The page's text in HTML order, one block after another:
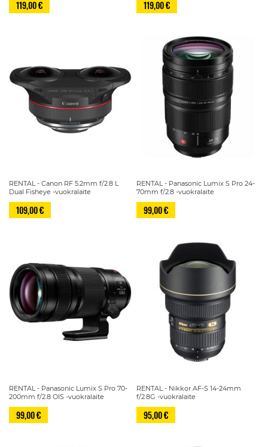
119,00 € 119,00 €
RENTAL - Canon RF 5.2mm f/2.8 L
Dual Fisheye -vuokralaite
109,00 €
RENTAL - Panasonic Lumix S Pro 24-
70mm f/2.8 -vuokralaite
99,00 €
RENTAL - Panasonic Lumix S Pro 70-
200mm f/2.8 OIS -vuokralaite
99,00 €
RENTAL - Nikkor AF-S 14-24mm
f/2.8G -vuokralaite
95,00 €